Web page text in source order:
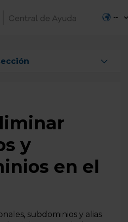
--
y subdominios en el
en el hosting
VPS y Dedicados
y
en el
subdominios y alias